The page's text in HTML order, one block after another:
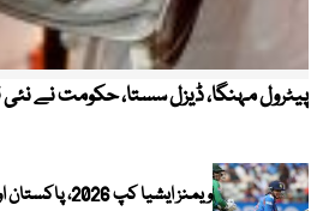
پیٹرول مہنگا، ڈیزل سستا، حکومت نے نئی
ویمنز ایشیا کپ